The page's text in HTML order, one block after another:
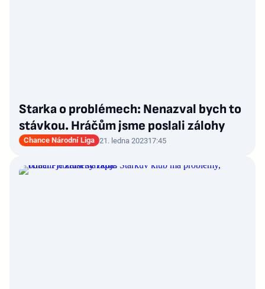
Starka o problémech: Nenazval bych to
stávkou. Hráčům jsme poslali zálohy
Chance Národní Liga 21. ledna 202317:45